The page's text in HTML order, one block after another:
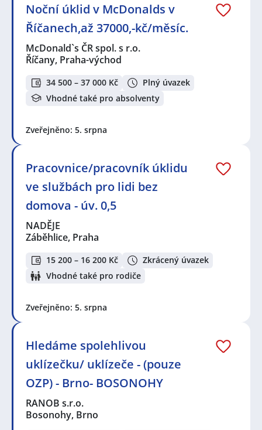
Noční úklid v McDonalds v
Říčanech,až 37000,-kč/měsíc.
McDonald`s ČR spol. s r.o.
Říčany, Praha-východ
34 500 – 37 000 Kč
Plný úvazek
Vhodné také pro absolventy
Zveřejněno: 5. srpna
Pracovnice/pracovník úklidu
ve službách pro lidi bez
domova - úv. 0,5
NADĚJE
Záběhlice, Praha
15 200 – 16 200 Kč
Zkrácený úvazek
Vhodné také pro rodiče
Zveřejněno: 5. srpna
Hledáme spolehlivou
uklízečku/ uklízeče - (pouze
OZP) - Brno- BOSONOHY
RANOB s.r.o.
Bosonohy, Brno